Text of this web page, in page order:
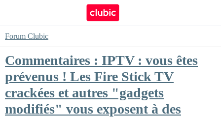
Forum Clubic
Commentaires : IPTV : vous êtes
prévenus ! Les Fire Stick TV
crackées et autres "gadgets
modifiés" vous exposent à des